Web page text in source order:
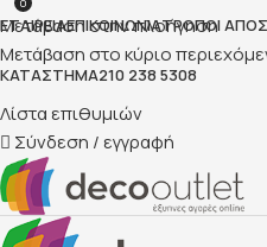
Μετάβαση στην πλοήγηση
Μετάβαση στο κύριο
ΕΤΑΙΡΕΊΑΕΠΙΚΟΙΝΩΝΊΑΤΡΌΠΟΙ
ΚΑΤΆΣΤΗΜΑ210 238 5308
Λίστα επιθυμιών
Σύνδεση / εγγραφή